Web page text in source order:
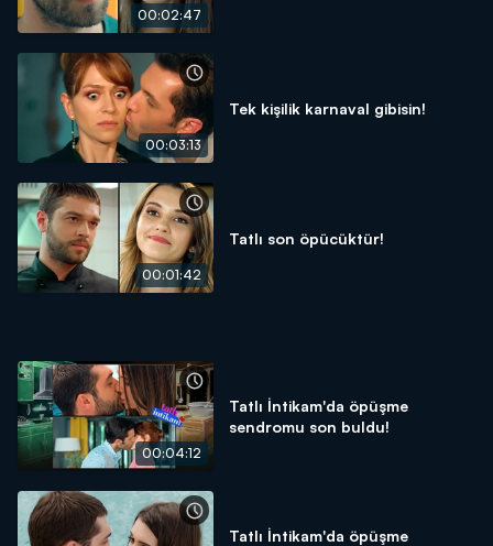
00:02:47
00:03:13
Tek kişilik karnaval gibisin!
00:01:42
Tatlı son öpücüktür!
00:04:12
Tatlı İntikam'da öpüşme
sendromu son buldu!
Tatlı İntikam'da öpüşme